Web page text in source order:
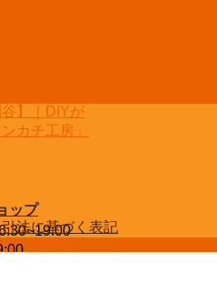
ップ
法に基づく表記